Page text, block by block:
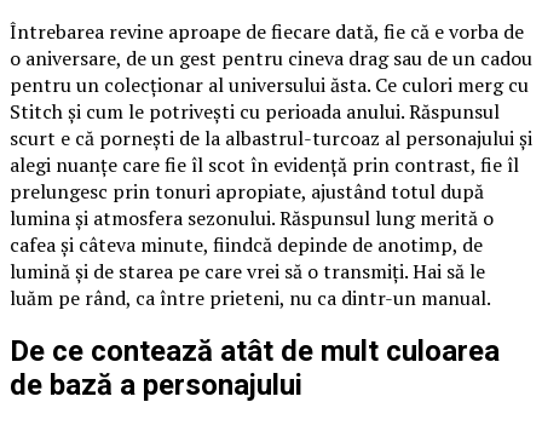
Întrebarea revine aproape de fiecare dată, fie că e vorba de
o aniversare, de un gest pentru cineva drag sau de un cadou
pentru un colecționar al universului ăsta. Ce culori merg cu
Stitch și cum le potrivești cu perioada anului. Răspunsul
scurt e că pornești de la albastrul-turcoaz al personajului și
alegi nuanțe care fie îl scot în evidență prin contrast, fie îl
prelungesc prin tonuri apropiate, ajustând totul după
lumina și atmosfera sezonului. Răspunsul lung merită o
cafea și câteva minute, fiindcă depinde de anotimp, de
lumină și de starea pe care vrei să o transmiți. Hai să le
luăm pe rând, ca între prieteni, nu ca dintr-un manual.
De ce contează atât de mult culoarea
de bază a personajului